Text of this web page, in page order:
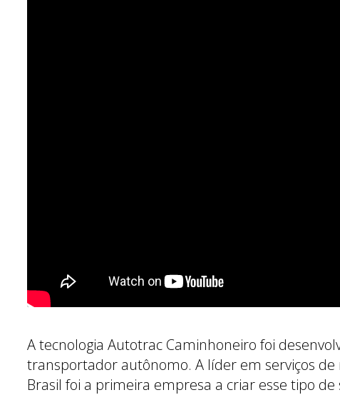
A tecnologia Autotrac Caminhoneiro foi
transportador autônomo. A líder em serviços
Brasil foi a primeira empresa a criar esse tipo